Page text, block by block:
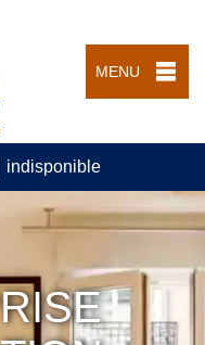
MENU
indisponible